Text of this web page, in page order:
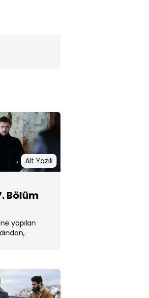
Alt Yazılı
Bölüm
yapılan